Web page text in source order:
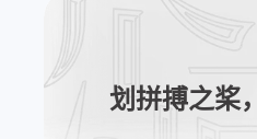
划拼搏之桨